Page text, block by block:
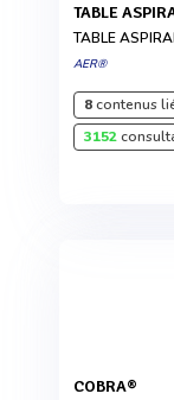
TABLE
TABLE
AER®
8contenus
3152
COBRA®